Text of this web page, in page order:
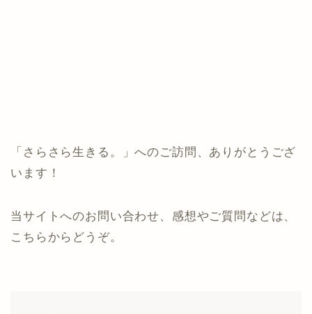
「さらさら生きる。」へのご訪問、ありがとうござ
います！
当サイトへのお問い合わせ、感想やご質問などは、
こちらからどうぞ。